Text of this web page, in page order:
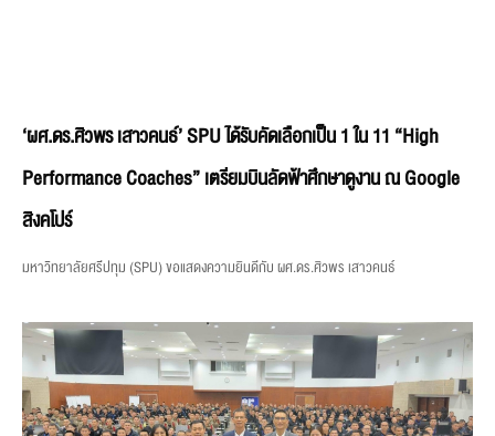
‘ผศ.ดร.ศิวพร เสาวคนธ์’ SPU ได้รับคัดเลือกเป็น 1 ใน 11 “High
Performance Coaches” เตรียมบินลัดฟ้าศึกษาดูงาน ณ Google
สิงคโปร์
มหาวิทยาลัยศรีปทุม (SPU) ขอแสดงความยินดีกับ ผศ.ดร.ศิวพร เสาวคนธ์